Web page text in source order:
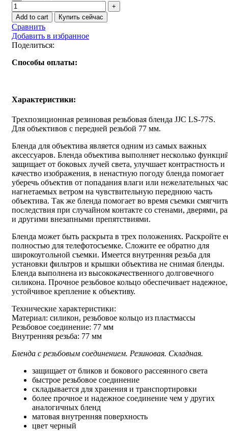
Add to cart Купить сейчас
Сравнить
Добавить в избранное
Поделиться:
Способы оплаты:
Характеристики:
Трехпозиционная резиновая резьбовая бленда JJC LS-77S.
Для объективов с передней резьбой 77 мм.
Бленда для объектива является одним из самых важных
аксессуаров. Бленда объектива выполняет несколько
защищает от боковых лучей света, улучшает контрастность и
качество изображения, в ненастную погоду бленда помогает
уберечь объектив от попадания влаги или нежелательных
нагнетаемых ветром на чувствительную переднюю часть
объектива. Так же бленда помогает во время съемки смягчить
последствия при случайном контакте со стенами, дверями,
и другими внезапными препятствиями.
Бленда может быть раскрыта в трех положениях. Раскройте
полностью для телефотосъемке. Сложите ее обратно для
широкоугольной съемки. Имеется внутренняя резьба для
установки фильтров и крышки объектива не снимая бленды.
Бленда выполнена из высококачественного долговечного
силикона. Прочное резьбовое кольцо обеспечивает надежное,
устойчивое крепление к объективу.
Технические характеристики:
Материал: силикон, резьбовое кольцо из пластмассы
Резьбовое соединение: 77 мм
Внутренняя резьба: 77 мм
Бленда с резьбовым соединением. Резиновая. Складная.
защищает от бликов и бокового рассеянного света
быстрое резьбовое соединение
складывается для хранения и транспортировки
более прочное и надежное соединение чем у других
аналогичных бленд
матовая внутренняя поверхность
цвет черный